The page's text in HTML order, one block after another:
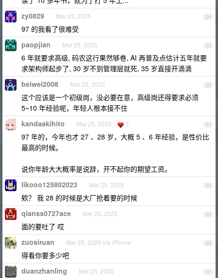
24
zy0829 Mar 25, 2025
97 的我看了很难受
25
paopjian Mar 25, 2025
6 年就要求高级, 码农这行果然够卷, AI 再普及点估计五年就要
求架构师起步了, 30 岁不到管理层就死, 35 岁直接开滴滴
26
beiwei2008 Mar 25, 2025
这个应该是一个初级岗，没必要在意，高级岗还得要求必须
5~10 年经验呢，年轻人根本接不住
27
kandaakihito Mar 25, 2025 2
97 年的，今年也才 27 、28 岁，大概 5 、6 年经验，是性价比
最高的时候。
说你年龄大大概率是说辞，开不起你的期望工资。
28
likooo125802023 Mar 25, 2025
欸？ 我 28 的时候是大厂抢着要的时候
29
qianss0727ace Mar 25, 2025
面的要吐了 哎
30
zuosiruan Mar 25, 2025 via iPhone
得看你要多少吧
31
duanzhanling Mar 25, 2025